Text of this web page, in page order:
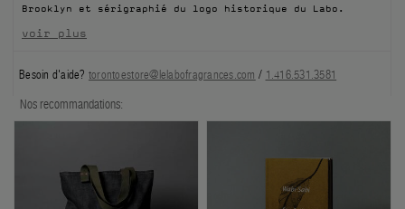
FILMS
Panier(0)
Brooklyn et sérigraphié du logo historique du Labo.
voir plus
Besoin d'aide? torontoestore@lelabofragrances.com / 1.416.531.3581
Nos recommandations: